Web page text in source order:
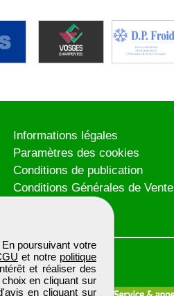
poursuivant votre
et notre politique
et réaliser des
en cliquant sur
en cliquant sur
Informations légales
Paramètres des cookies
Conditions de publication
Conditions Générales de Vente